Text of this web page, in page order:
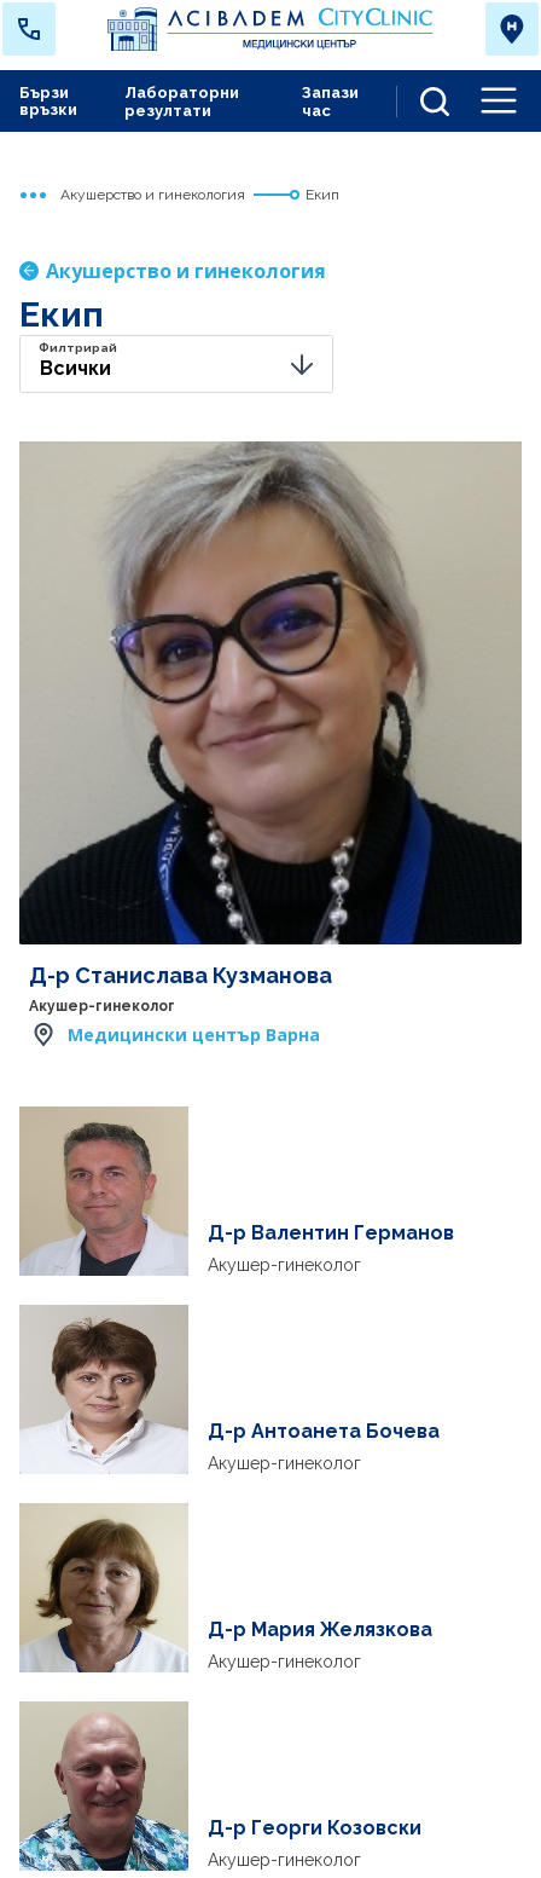
Лабораторни
резултати
Запази
час
Бързи
връзки
Начало
Варна
Медицински дейности
Акушерство и гинекология Екип
Акушерство и гинекология
Екип
Филтрирай
Д-р Станислава Кузманова
Акушер-гинеколог
Медицински център Варна
Д-р Валентин Германов
Акушер-гинеколог
Д-р Антоанета Бочева
Акушер-гинеколог
Д-р Mария Желязкова
Акушер-гинеколог
Д-р Георги Козовски
Акушер-гинеколог